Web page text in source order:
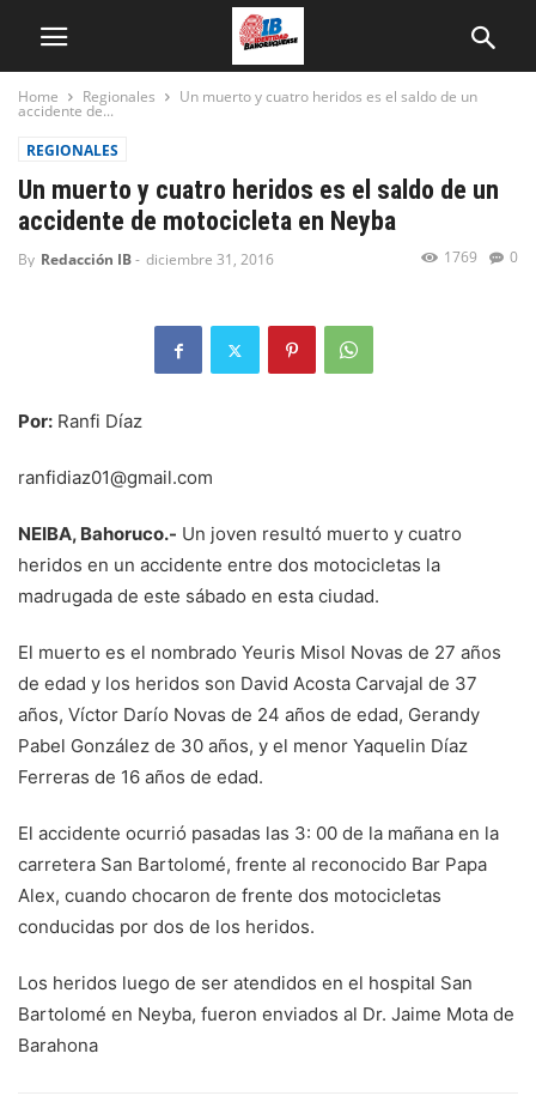
Home Regionales Un muerto y cuatro heridos es el saldo de un
accidente de...
REGIONALES
Un muerto y cuatro heridos es el saldo de un
accidente de motocicleta en Neyba
By Redacción IB- diciembre 31, 2016 0
1769
Por: Ranfi Díaz
ranfidiaz01@gmail.com
NEIBA, Bahoruco.- Un joven resultó muerto y cuatro
heridos en un accidente entre dos motocicletas la
madrugada de este sábado en esta ciudad.
El muerto es el nombrado Yeuris Misol Novas de 27 años
de edad y los heridos son David Acosta Carvajal de 37
años, Víctor Darío Novas de 24 años de edad, Gerandy
Pabel González de 30 años, y el menor Yaquelin Díaz
Ferreras de 16 años de edad.
El accidente ocurrió pasadas las 3: 00 de la mañana en la
carretera San Bartolomé, frente al reconocido Bar Papa
Alex, cuando chocaron de frente dos motocicletas
conducidas por dos de los heridos.
Los heridos luego de ser atendidos en el hospital San
Bartolomé en Neyba, fueron enviados al Dr. Jaime Mota de
Barahona